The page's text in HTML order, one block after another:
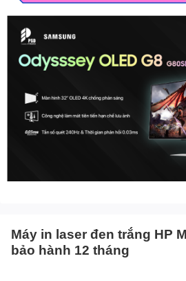
Máy in laser đen trắng HP
bảo hành 12 tháng